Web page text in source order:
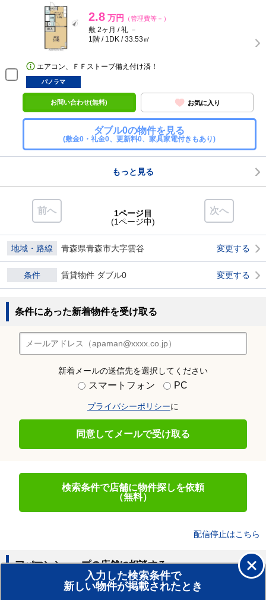
2.8 万円 （管理費等－）
敷 2ヶ月 / 礼 －
1階 / 1DK / 33.53㎡
エアコン、ＦＦストーブ備え付け済！
パノラマ
お問い合わせ(無料) お気に入り
ダブル0の物件を見る
(敷金0・礼金0、更新料0、家具家電付きもあり)
もっと見る
前へ 次へ
1ページ目
(1ページ中)
地域・路線 青森県青森市大字雲谷 変更する
条件 賃貸物件 ダブル0 変更する
条件にあった新着物件を受け取る
新着メールの送信先を選択してください
スマートフォン PC
プライバシーポリシーに
同意してメールで受け取る
検索条件で店舗に物件探しを依頼
（無料）
配信停止はこちら
入力した検索条件で
新しい物件が掲載されたとき
アパマンショップの店舗に相談する
賃貸のプロがお部屋探し！